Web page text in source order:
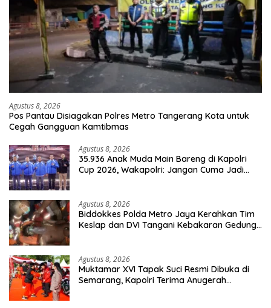
Agustus 8, 2026
Pos Pantau Disiagakan Polres Metro Tangerang Kota untuk
Cegah Gangguan Kamtibmas
Agustus 8, 2026
35.936 Anak Muda Main Bareng di Kapolri
Cup 2026, Wakapolri: Jangan Cuma Jadi
Agustus 8, 2026
Biddokkes Polda Metro Jaya Kerahkan Tim
Keslap dan DVI Tangani Kebakaran Gedung
Agustus 8, 2026
Muktamar XVI Tapak Suci Resmi Dibuka di
Semarang, Kapolri Terima Anugerah